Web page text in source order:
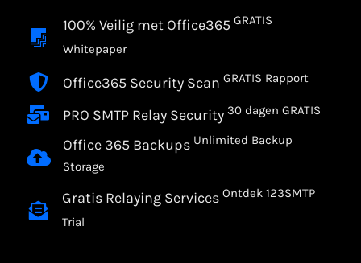
100% Veilig met Office365 GRATIS
Whitepaper
Office365 Security Scan GRATIS Rapport
PRO SMTP Relay Security 30 dagen GRATIS
Office 365 Backups Unlimited Backup
Storage
Gratis Relaying ServicesOntdek 123SMTP
Trial